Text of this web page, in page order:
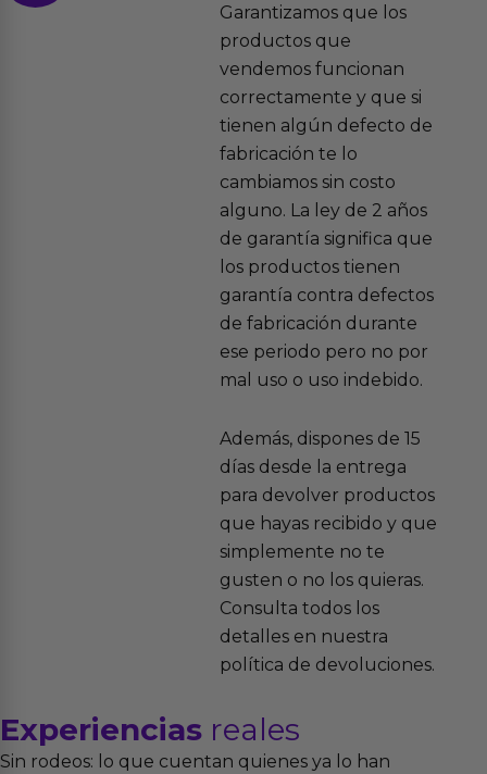
Garantizamos que los
productos que
vendemos funcionan
correctamente y que si
tienen algún defecto de
fabricación te lo
cambiamos sin costo
alguno. La ley de 2 años
de garantía significa que
los productos tienen
garantía contra defectos
de fabricación durante
ese periodo pero no por
mal uso o uso indebido.
Además, dispones de 15
días desde la entrega
para devolver productos
que hayas recibido y que
simplemente no te
gusten o no los quieras.
Consulta todos los
detalles en nuestra
política de devoluciones.
Experiencias reales
Sin rodeos: lo que cuentan quienes ya lo han